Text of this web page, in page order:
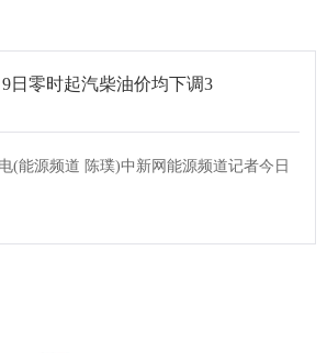
日零时起汽柴油价均下调3
源频道 陈璞)中新网能源频道记者今日